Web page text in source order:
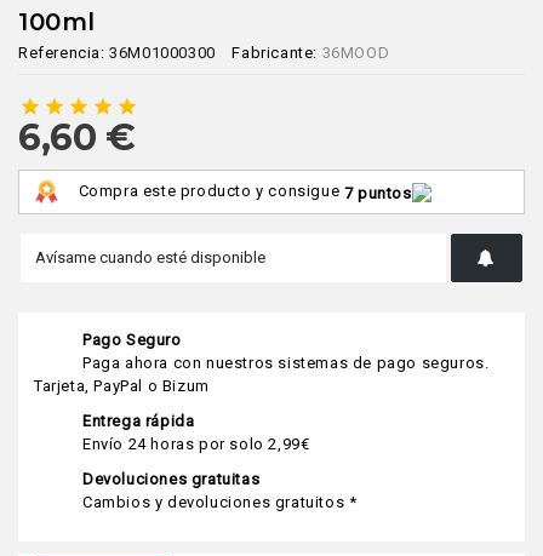
100ml
Referencia: 36M01000300 Fabricante: 36MOOD
star star star star star
6,60 €
Compra este producto y consigue 7 puntos
Pago Seguro
Paga ahora con nuestros sistemas de pago seguros.
Tarjeta, PayPal o Bizum
Entrega rápida
Envío 24 horas por solo 2,99€
Devoluciones gratuitas
Cambios y devoluciones gratuitos *